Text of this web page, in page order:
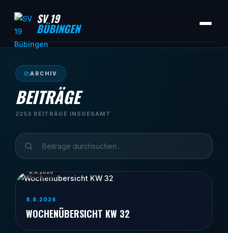
SV 19
BÜBINGEN
ARCHIV
BEITRÄGE
2253 BEITRÄGE INSGESAMT
8.8.2026
8.8.2026
WOCHENÜBERSICHT KW 32